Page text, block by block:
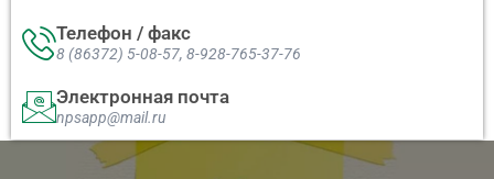
Телефон / факс
8 (86372) 5-08-57, 8-928-765-37-76
Электронная почта
npsapp@mail.ru